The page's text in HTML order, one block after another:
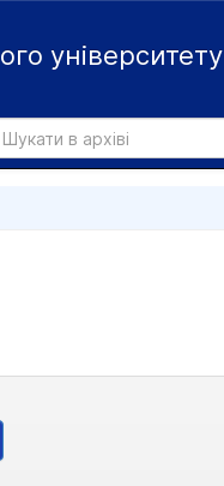
університету